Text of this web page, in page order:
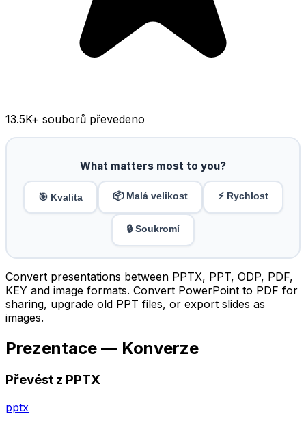
13.5K+ souborů převedeno
What matters most to you?
🎯 Kvalita 📦 Malá velikost ⚡ Rychlost
🔒 Soukromí
Convert presentations between PPTX, PPT, ODP, PDF,
KEY and image formats. Convert PowerPoint to PDF for
sharing, upgrade old PPT files, or export slides as
images.
Prezentace — Konverze
Převést z PPTX
pptx